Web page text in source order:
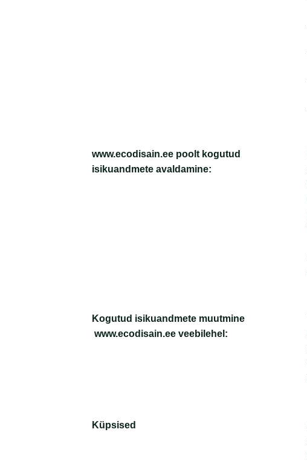
www.ecodisain.ee poolt kogutud
isikuandmete avaldamine:
Kogutud isikuandmete muutmine
www.ecodisain.ee veebilehel:
Küpsised